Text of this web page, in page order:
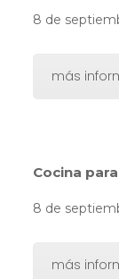
8 de
más
Cocina
8 de
más